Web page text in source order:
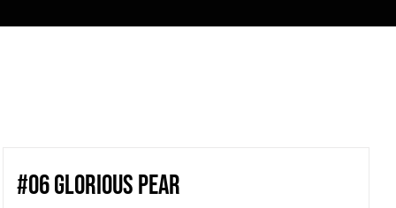
#06 GLORIOUS PEAR